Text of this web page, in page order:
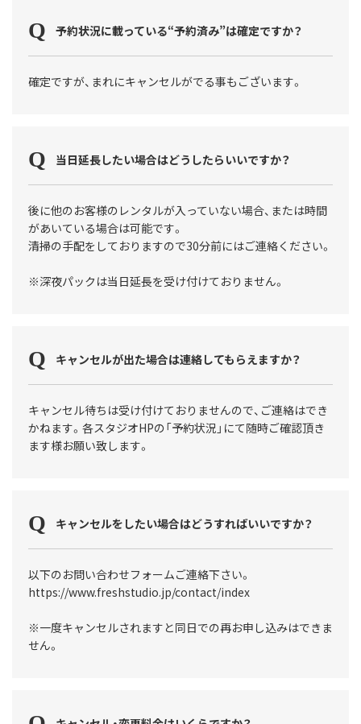
予約状況に載っている“予約済み”は確定ですか？
確定ですが、まれにキャンセルがでる事もございます。
当日延長したい場合はどうしたらいいですか？
後に他のお客様のレンタルが入っていない場合、または時間
があいている場合は可能です。
清掃の手配をしておりますので30分前にはご連絡ください。
※深夜パックは当日延長を受け付けておりません。
キャンセルが出た場合は連絡してもらえますか？
キャンセル待ちは受け付けておりませんので、ご連絡はでき
かねます。各スタジオHPの「予約状況」にて随時ご確認頂き
ます様お願い致します。
キャンセルをしたい場合はどうすればいいですか？
以下のお問い合わせフォームご連絡下さい。
https://www.freshstudio.jp/contact/index
※一度キャンセルされますと同日での再お申し込みはできま
せん。